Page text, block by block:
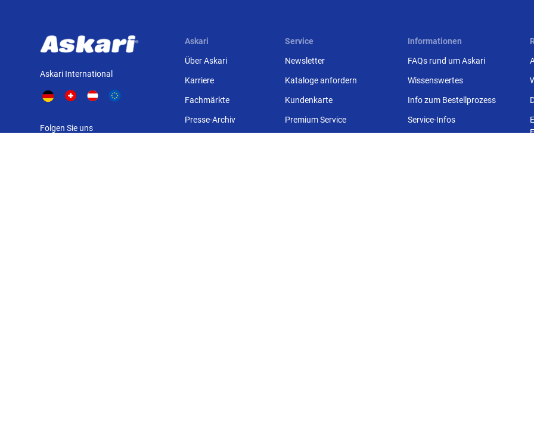
Askari International
Folgen Sie uns
Askari
Über Askari
Karriere
Fachmärkte
Presse-Archiv
Service
Newsletter
Kataloge anfordern
Kundenkarte
Premium Service
Informationen
FAQs rund um Askari
Wissenswertes
Info zum Bestellprozess
Service-Infos